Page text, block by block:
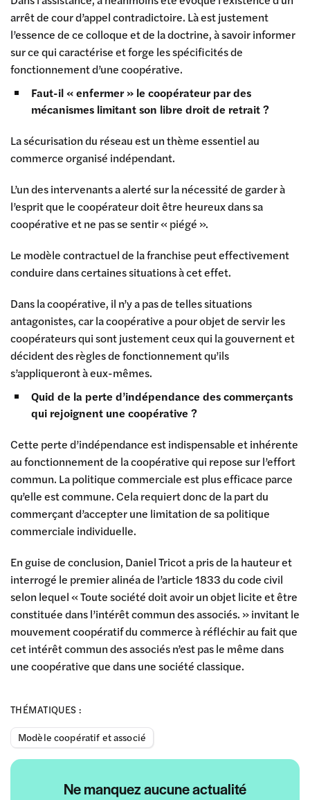
THÉMATIQUES :
Modèle coopératif et associé
Ne manquez aucune actualité
arrêt de cour d’appel contradictoire. Là est justement
l’essence de ce colloque et de la doctrine, à savoir informer
sur ce qui caractérise et forge les spécificités de
fonctionnement d’une coopérative.
Faut-il « enfermer » le coopérateur par des
mécanismes limitant son libre droit de retrait ?
La sécurisation du réseau est un thème essentiel au
commerce organisé indépendant.
L’un des intervenants a alerté sur la nécessité de garder à
l’esprit que le coopérateur doit être heureux dans sa
coopérative et ne pas se sentir « piégé ».
Le modèle contractuel de la franchise peut effectivement
conduire dans certaines situations à cet effet.
Dans la coopérative, il n’y a pas de telles situations
antagonistes, car la coopérative a pour objet de servir les
coopérateurs qui sont justement ceux qui la gouvernent et
décident des règles de fonctionnement qu’ils
s’appliqueront à eux-mêmes.
Quid de la perte d’indépendance des commerçants
qui rejoignent une coopérative ?
Cette perte d’indépendance est indispensable et inhérente
au fonctionnement de la coopérative qui repose sur l’effort
commun. La politique commerciale est plus efficace parce
qu’elle est commune. Cela requiert donc de la part du
commerçant d’accepter une limitation de sa politique
commerciale individuelle.
En guise de conclusion, Daniel Tricot a pris de la hauteur et
interrogé le premier alinéa de l’article 1833 du code civil
selon lequel « Toute société doit avoir un objet licite et être
constituée dans l’intérêt commun des associés. » invitant le
mouvement coopératif du commerce à réfléchir au fait que
cet intérêt commun des associés n’est pas le même dans
une coopérative que dans une société classique.